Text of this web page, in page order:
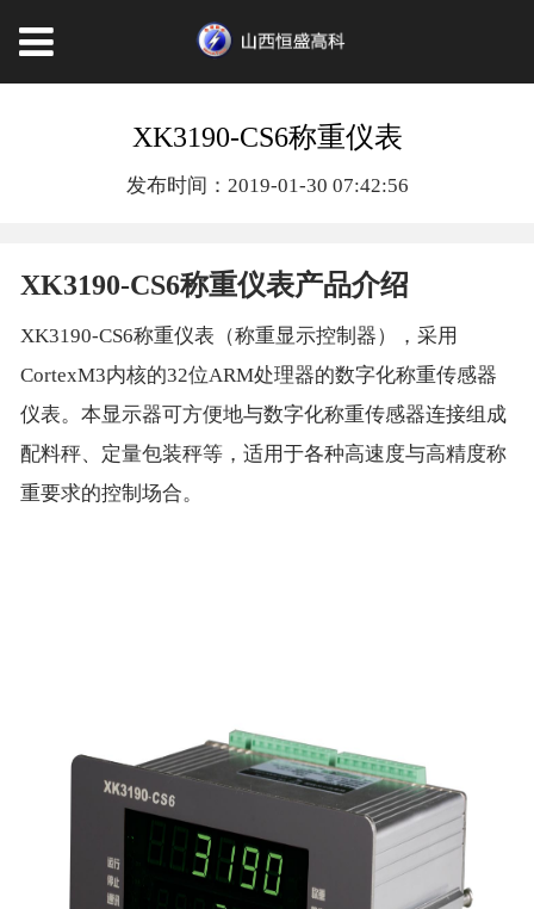
XK3190-CS6称重仪表
发布时间：2019-01-30 07:42:56
XK3190-CS6称重仪表产品介绍
XK3190-CS6称重仪表（称重显示控制器），采用
CortexM3内核的32位ARM处理器的数字化称重传感器
仪表。本显示器可方便地与数字化称重传感器连接组成
配料秤、定量包装秤等，适用于各种高速度与高精度称
重要求的控制场合。